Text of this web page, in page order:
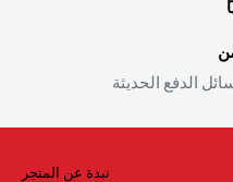
الدفع الحديثة
نبدة عن المتجر